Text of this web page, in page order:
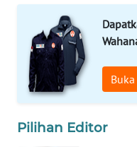
Pilihan Editor
PORTAL
KONSUMEN
FORWAMKI
ALPERKLINAS
FORJASIDA